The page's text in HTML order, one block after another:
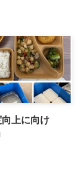
上に向け